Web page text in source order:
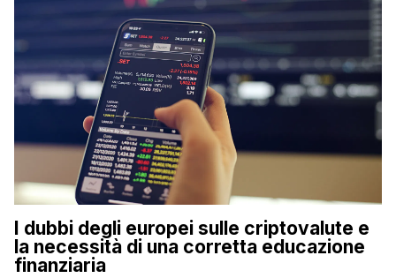
I dubbi degli europei sulle criptovalute e
la necessità di una corretta educazione
finanziaria